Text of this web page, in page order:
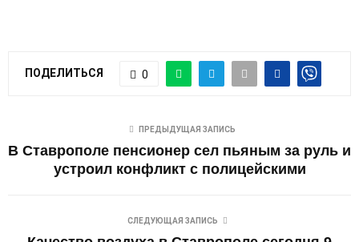
ПОДЕЛИТЬСЯ 0
ПРЕДЫДУЩАЯ ЗАПИСЬ
В Ставрополе пенсионер сел пьяным за руль и
устроил конфликт с полицейскими
СЛЕДУЮЩАЯ ЗАПИСЬ